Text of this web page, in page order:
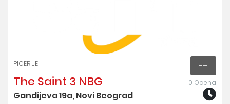
--
0 Ocena
PICERIJE
The Saint 3 NBG
Gandijeva 19a, Novi Beograd